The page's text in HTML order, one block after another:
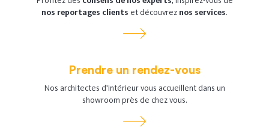
nos reportages clients et découvrez nos services.
Prendre un rendez-vous
Nos architectes d'intérieur vous accueillent dans un
showroom près de chez vous.